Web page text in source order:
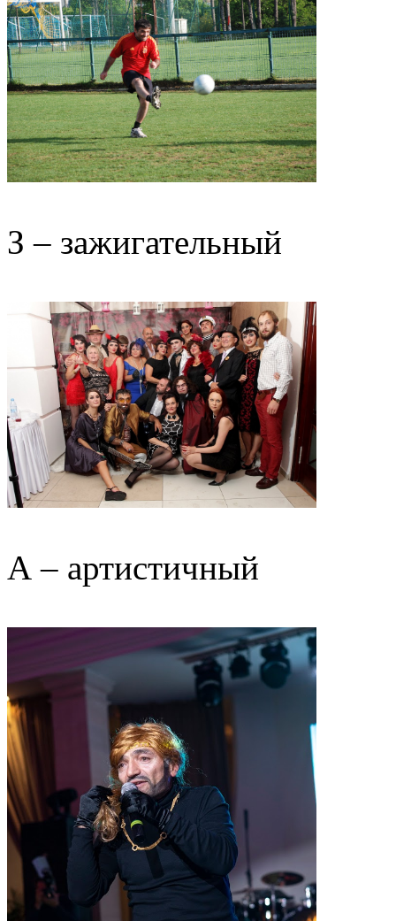
З – зажигательный
А – артистичный